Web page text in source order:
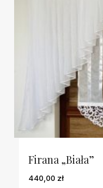
Firana „Biała”
440,00 zł